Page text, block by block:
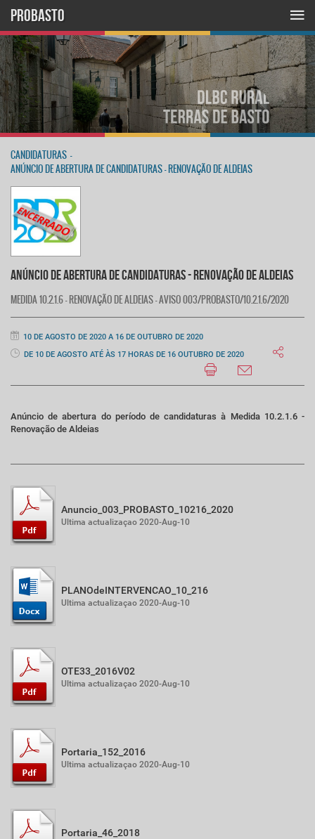
PROBASTO
CANDIDATURAS -
ANÚNCIO DE ABERTURA DE CANDIDATURAS - RENOVAÇÃO DE ALDEIAS
ANÚNCIO DE ABERTURA DE CANDIDATURAS - RENOVAÇÃO DE ALDEIAS
MEDIDA 10.2.1.6 - RENOVAÇÃO DE ALDEIAS - AVISO 003/PROBASTO/10.2.1.6/2020
10 DE AGOSTO DE 2020 A 16 DE OUTUBRO DE 2020
DE 10 DE AGOSTO ATÉ ÀS 17 HORAS DE 16 OUTUBRO DE 2020
Anúncio de abertura do período de candidaturas à Medida 10.2.1.6 -
Renovação de Aldeias
Anuncio_003_PROBASTO_10216_2020
Ultima actualizaçao 2020-Aug-10
PLANOdeINTERVENCAO_10_216
Ultima actualizaçao 2020-Aug-10
OTE33_2016V02
Ultima actualizaçao 2020-Aug-10
Portaria_152_2016
Ultima actualizaçao 2020-Aug-10
Portaria_46_2018